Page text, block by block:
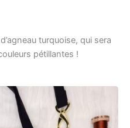
turquoise, qui sera
pétillantes !